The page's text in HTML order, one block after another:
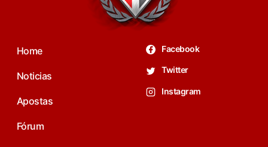
Home
Noticias
Apostas
Fórum
Facebook
Twitter
Instagram